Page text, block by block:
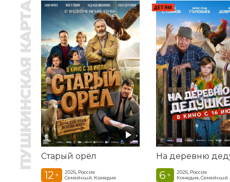
ПУШКИНСКАЯ КАРТА Старый орёл
12 +
2026, Россия
Семейный, Комедия
ДЕТЯМ
6 +
2026, Россия
Комедия, Семейный